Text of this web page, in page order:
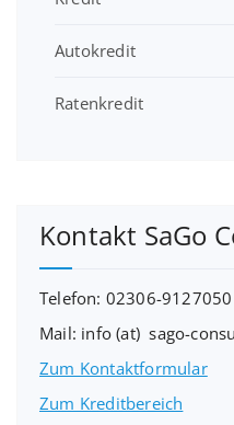
Autokredit
Ratenkredit
Kontakt SaGo
Telefon: 02306-9127050
Mail: info (at) sago-
Zum Kontaktformular
Zum Kreditbereich